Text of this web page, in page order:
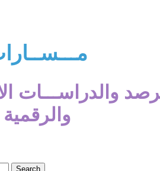
والدراســـات
والرقمية